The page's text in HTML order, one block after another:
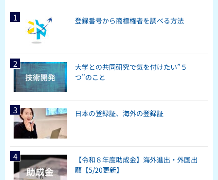
登録番号から商標権者を調べる方法
大学との共同研究で気を付けたい”５
つ”のこと
日本の登録証、海外の登録証
【令和８年度助成金】海外進出・外国出
願【5/20更新】